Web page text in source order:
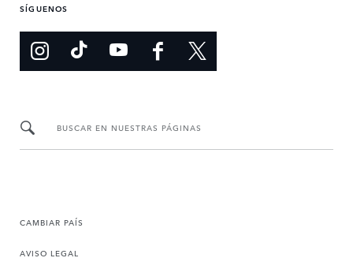
SÍGUENOS
BUSCAR EN NUESTRAS PÁGINAS
CAMBIAR PAÍS
AVISO LEGAL